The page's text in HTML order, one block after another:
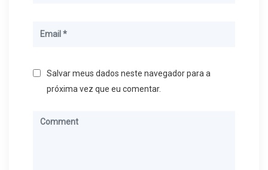
Salvar meus dados neste navegador para a
próxima vez que eu comentar.